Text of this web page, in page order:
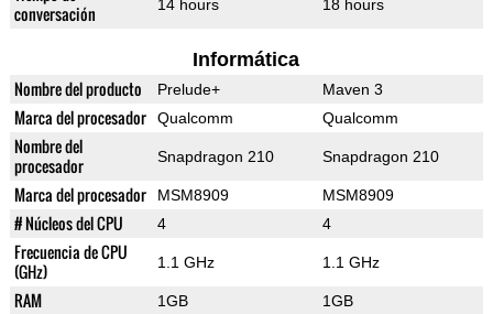
conversación
14 hours 18 hours
Informática
Nombre del producto Prelude+ Maven 3
Marca del procesador Qualcomm Qualcomm
Nombre del
procesador
Snapdragon 210 Snapdragon 210
Marca del procesador MSM8909 MSM8909
# Núcleos del CPU 4 4
Frecuencia de CPU
(GHz)
1.1 GHz 1.1 GHz
RAM 1GB 1GB